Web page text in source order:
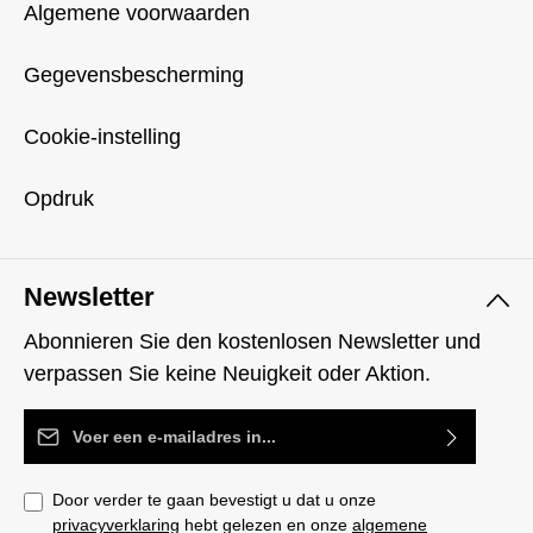
Newsletter
Abonnieren Sie den kostenlosen Newsletter und
verpassen Sie keine Neuigkeit oder Aktion.
E-mailadres*
Door verder te gaan bevestigt u dat u onze
privacyverklaring hebt gelezen en onze algemene
Algemene voorwaarden
Gegevensbescherming
Cookie-instelling
Opdruk